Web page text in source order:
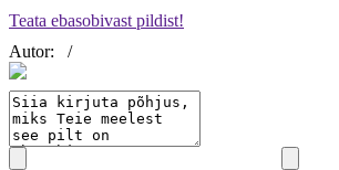
Teata ebasobivast pildist!
Autor:
/